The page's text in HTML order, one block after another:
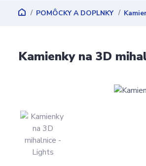
POMÔCKY A DOPLNKY
Kamienky na 3D